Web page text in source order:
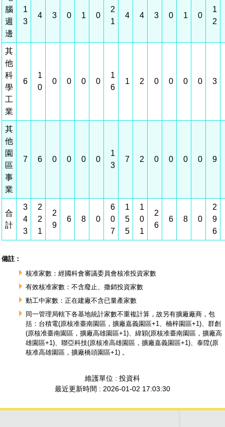
腦
週
邊
1
3
4 3 0 1 0
2
1
4 4 3 0 1 0
1
2
其
他
科
學
工
業
6
1
0
0 0 0 0
1
6
1 2 0 0 0 0 3
其
他
園
區
事
業
7 6 0 0 0 0
1
3
7 2 0 0 0 0 9
合
計
3
4
3
2
2
1
2
9
6 8 0
6
0
7
1
5
5
1
0
1
2
6
6 8 0
2
9
6
備註：
核准家數：經國科會審議委員會核准投資家數
有效核准家數：不含廢止、撒銷投資家數
動工中家數：正在建廠不含已量產家數
同一管理局轄下各基地統計家數不重複計算，故另有擴廠廠商，包
括：台積電(原核准臺南園區，擴廠嘉義園區+1、楠梓園區+1)、群創
(原核准臺南園區，擴廠高雄園區+1)、緯穎(原核准臺南園區，擴廠高
雄園區+1)、聯亞科技(原核准高雄園區，擴廠嘉義園區+1)、泰陞(原
核准高雄園區，擴廠橋頭園區+1) 。
維護單位 : 投資科
最近更新時間 : 2026-01-02 17:03:30